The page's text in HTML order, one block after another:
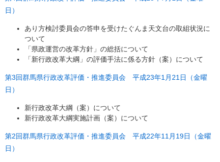
日）
あり方検討委員会の答申を受けたぐんま天文台の取組状況に
ついて
「県政運営の改革方針」の総括について
「新行政改革大綱」の評価手法に係る方針（案）について
第3回群馬県行政改革評価・推進委員会 平成23年1月21日（金曜
日）
新行政改革大綱（案）について
新行政改革大綱実施計画（案）について
第2回群馬県行政改革評価・推進委員会 平成22年11月19日（金曜
日）